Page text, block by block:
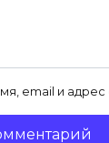
email и